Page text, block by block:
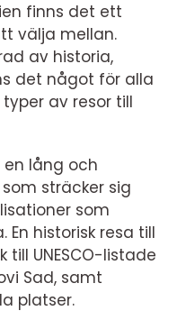
finns det ett
välja mellan.
av historia,
det något för alla
av resor till
en lång och
sträcker sig
som
historisk resa till
till UNESCO-listade
Sad, samt
platser.